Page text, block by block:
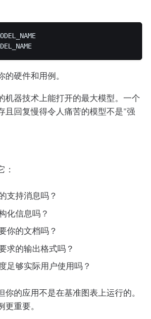
ollama run MODEL_NAME
硬件和用例。
机器技术上能打开的最大模型。一个
且回复慢得令人痛苦的模型不是"强
：
支持消息吗？
化信息吗？
你的文档吗？
求的输出格式吗？
足够实际用户使用吗？
你的应用不是在基准图表上运行的。
重要。